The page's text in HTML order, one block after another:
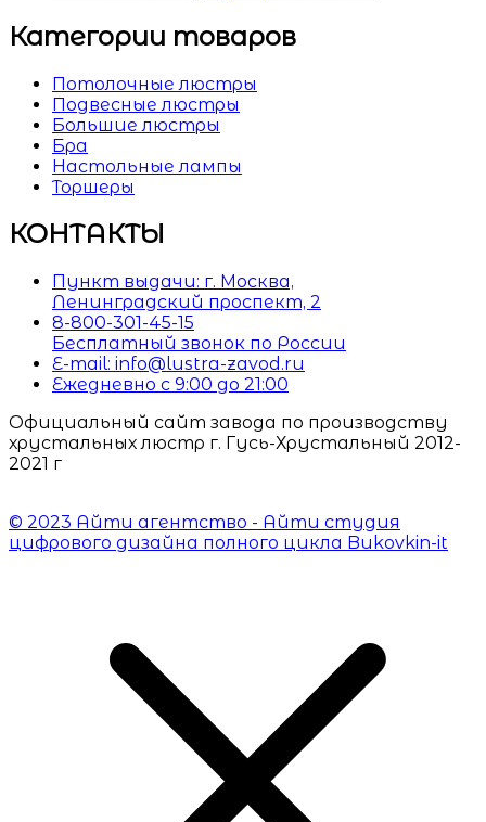
Категории товаров
Потолочные люстры
Подвесные люстры
Большие люстры
Бра
Настольные лампы
Торшеры
КОНТАКТЫ
Пункт выдачи: г. Москва,
Ленинградский проспект, 2
8-800-301-45-15
Бесплатный звонок по России
E-mail: info@lustra-zavod.ru
Ежедневно с 9:00 до 21:00
Официальный сайт завода по производству
хрустальных люстр г. Гусь-Хрустальный 2012-
2021 г
© 2023 Айти агентство - Айти студия
цифрового дизайна полного цикла Bukovkin-it